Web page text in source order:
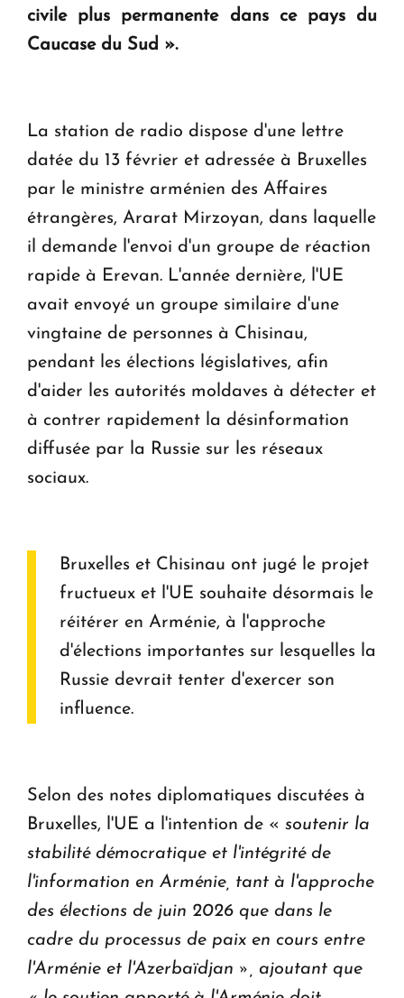
civile plus permanente dans ce pays du
Caucase du Sud ».
La station de radio dispose d'une lettre
datée du 13 février et adressée à Bruxelles
par le ministre arménien des Affaires
étrangères, Ararat Mirzoyan, dans laquelle
il demande l'envoi d'un groupe de réaction
rapide à Erevan. L'année dernière, l'UE
avait envoyé un groupe similaire d'une
vingtaine de personnes à Chisinau,
pendant les élections législatives, afin
d'aider les autorités moldaves à détecter et
à contrer rapidement la désinformation
diffusée par la Russie sur les réseaux
sociaux.
Bruxelles et Chisinau ont jugé le projet
fructueux et l'UE souhaite désormais le
réitérer en Arménie, à l'approche
d'élections importantes sur lesquelles la
Russie devrait tenter d'exercer son
influence.
Selon des notes diplomatiques discutées à
Bruxelles, l'UE a l'intention de « soutenir la
stabilité démocratique et l'intégrité de
l'information en Arménie, tant à l'approche
des élections de juin 2026 que dans le
cadre du processus de paix en cours entre
l'Arménie et l'Azerbaïdjan », ajoutant que